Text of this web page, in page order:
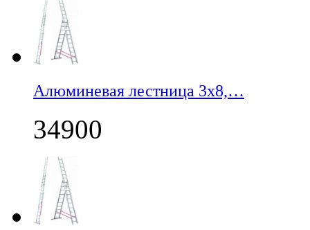
Алюминевая лестница 3х8,…
34900